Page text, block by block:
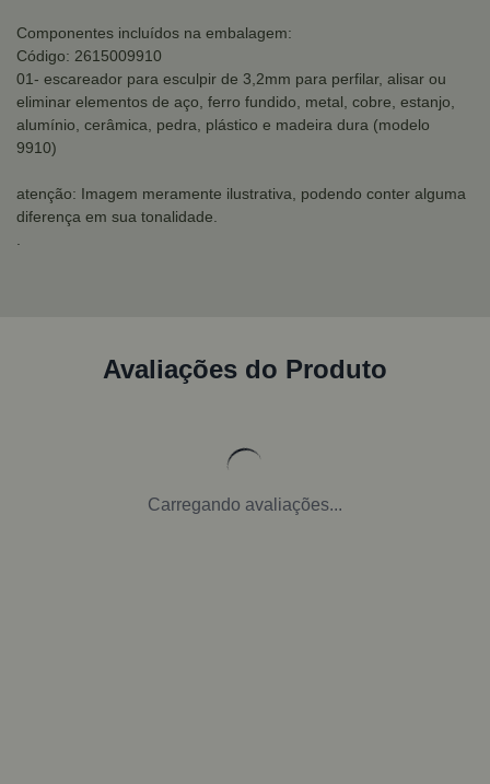
Componentes incluídos na embalagem:
Código: 2615009910
01- escareador para esculpir de 3,2mm para perfilar, alisar ou
eliminar elementos de aço, ferro fundido, metal, cobre, estanjo,
alumínio, cerâmica, pedra, plástico e madeira dura (modelo
9910)
atenção: Imagem meramente ilustrativa, podendo conter alguma
diferença em sua tonalidade.
Avaliações do Produto
Carregando avaliações...